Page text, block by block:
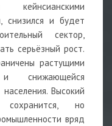
кейнсианскими
снизился и будет
сектор,
серьёзный рост.
растущими
снижающейся
Высокий
сохранится, но
вряд